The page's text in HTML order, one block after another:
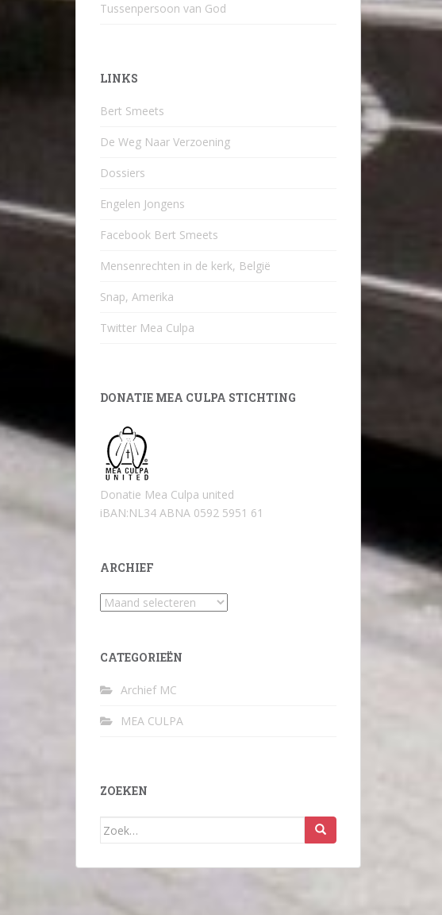
Tussenpersoon van God
LINKS
Bert Smeets
De Weg Naar Verzoening
Dossiers
Engelen Jongens
Facebook Bert Smeets
Mensenrechten in de kerk, België
Snap, Amerika
Twitter Mea Culpa
DONATIE MEA CULPA STICHTING
Donatie Mea Culpa united
iBAN:NL34 ABNA 0592 5951 61
ARCHIEF
Archief
CATEGORIEËN
Archief MC
MEA CULPA
ZOEKEN
Zoek